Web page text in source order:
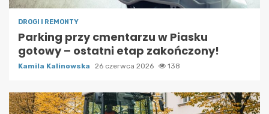
DROGI I REMONTY
Parking przy cmentarzu w Piasku
gotowy – ostatni etap zakończony!
Kamila Kalinowska 26 czerwca 2026 138